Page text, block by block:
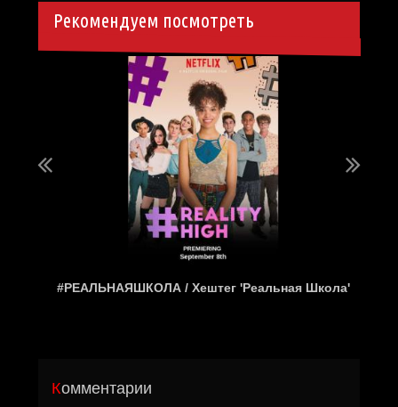
Рекомендуем посмотреть
#РЕАЛЬНАЯШКОЛА / Хештег 'Реальная Школа'
Комментарии